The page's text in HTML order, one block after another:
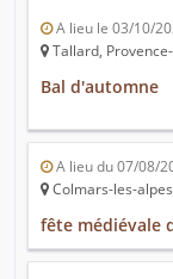
A lieu le 03/10/
Tallard,
Bal d'automne
A lieu du 07/08/
Colmars-les-
fête médiévale